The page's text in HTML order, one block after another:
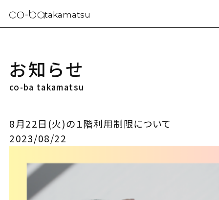
takamatsu
お知らせ
co-ba takamatsu
8月22日(火)の１階利用制限について
2023/08/22